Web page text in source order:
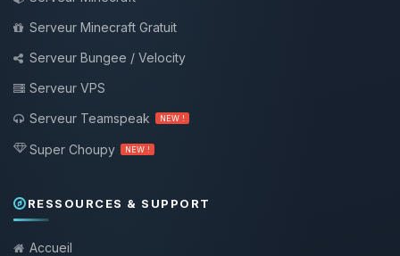
Serveur Minecraft Gratuit
Serveur Bungee / Velocity
Serveur VPS
Serveur Teamspeak
NEW !
Super Choupy NEW !
RESSOURCES & SUPPORT
Accueil